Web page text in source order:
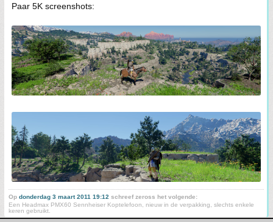
Paar 5K screenshots:
Op donderdag 3 maart 2011 19:12 schreef zeross het volgende:
Een Headmax PMX60 Sennheiser Koptelefoon, nieuw in de verpakking, slechts enkele
keren gebruikt.